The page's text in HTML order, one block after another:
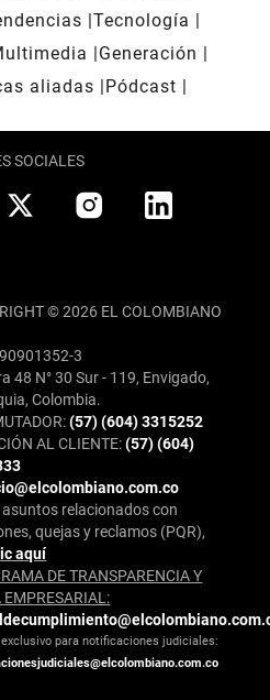
Tecnología
Generación
aliadas
Pódcast
SOCIALES
© 2026 EL COLOMBIANO
3
48 N° 30 Sur - 119, Envigado,
Colombia.
(57) (604) 3315252
AL CLIENTE:(57) (604)
relacionados con
quejas y reclamos (PQR),
aquí
DE TRANSPARENCIA Y
EMPRESARIAL:
exclusivo para notificaciones judiciales: